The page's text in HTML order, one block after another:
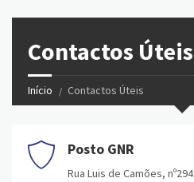
Contactos Úteis
Início Contactos Úteis
Posto GNR
Rua Luis de Camões, nº294